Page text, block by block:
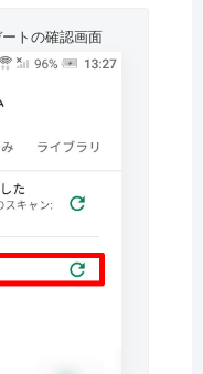
トの確認画面